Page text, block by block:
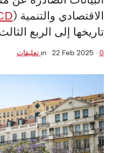
الاقتصادي والتنمية (
تاريخها إلى الربع الثالث
in · 22 Feb 2025 · 0 تعليقات